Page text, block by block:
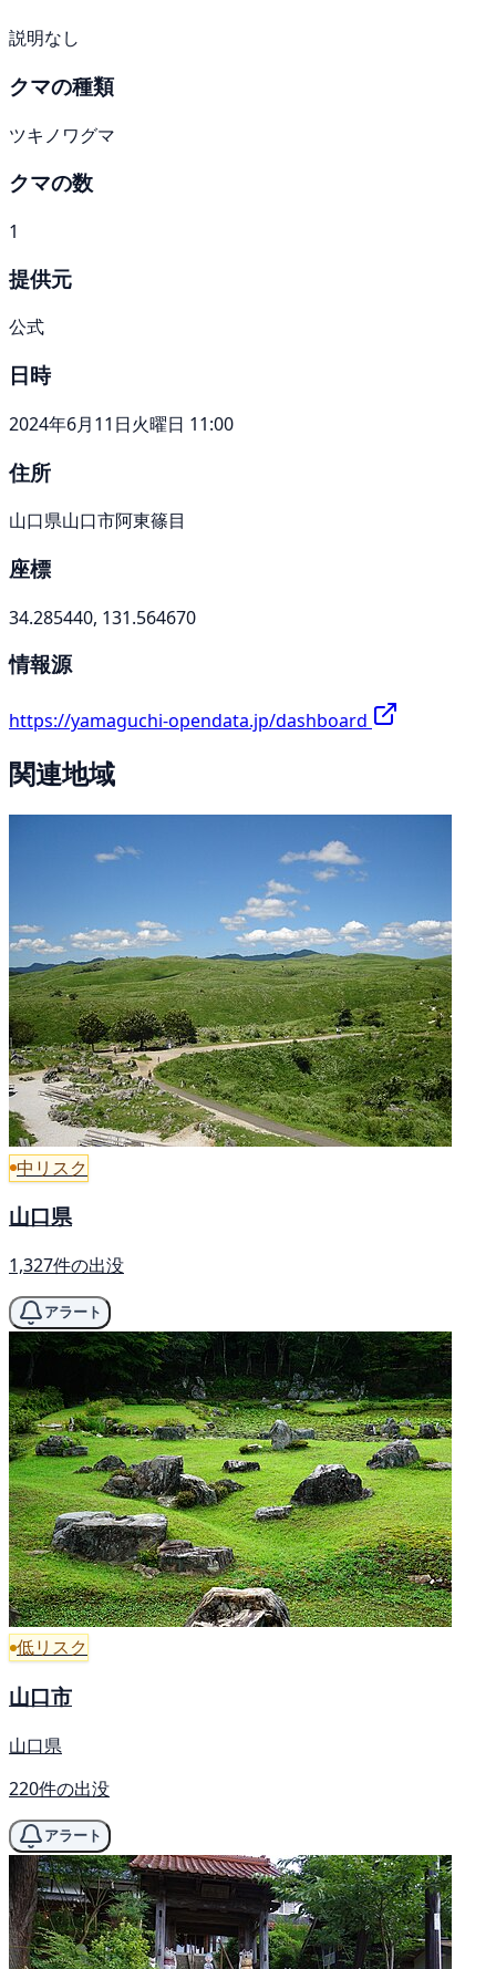
説明なし
クマの種類
ツキノワグマ
クマの数
1
提供元
公式
日時
2024年6月11日火曜日 11:00
住所
山口県山口市阿東篠目
座標
34.285440, 131.564670
情報源
https://yamaguchi-opendata.jp/dashboard
関連地域
中リスク
山口県
1,327件の出没
アラート
低リスク
山口市
山口県
220件の出没
アラート